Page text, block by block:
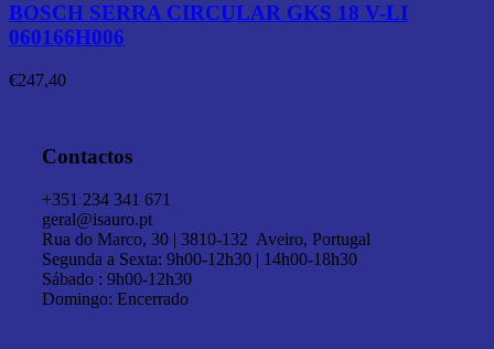
BOSCH SERRA CIRCULAR GKS 18 V-LI
060166H006
€247,40
Contactos
+351 234 341 671
geral@isauro.pt
Rua do Marco, 30 | 3810-132 Aveiro, Portugal
Segunda a Sexta: 9h00-12h30 | 14h00-18h30
Sábado : 9h00-12h30
Domingo: Encerrado